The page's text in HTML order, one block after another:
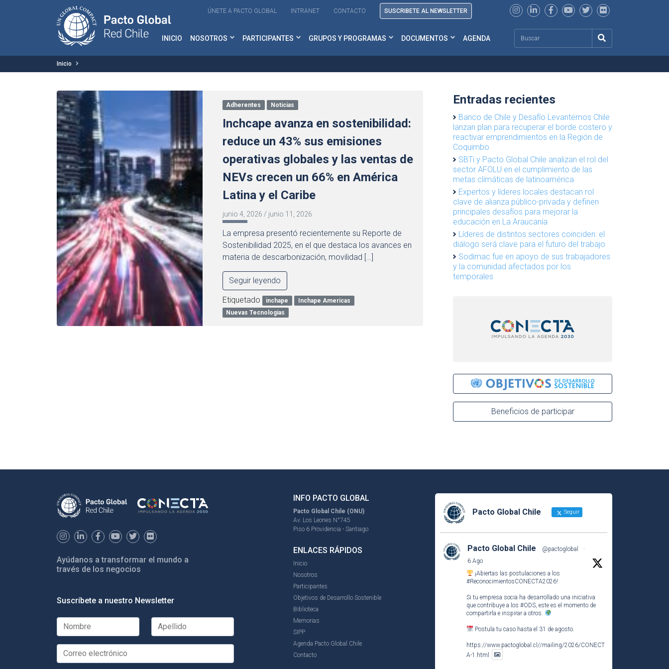
ÚNETE A PACTO GLOBAL INTRANET CONTACTO SUSCRIBETE AL NEWSLETTER
INICIO NOSOTROS PARTICIPANTES GRUPOS Y PROGRAMAS DOCUMENTOS AGENDA
Inicio
Adherentes Noticias
Inchcape avanza en sostenibilidad:
reduce un 43% sus emisiones
operativas globales y las ventas de
NEVs crecen un 66% en América
Latina y el Caribe
junio 4, 2026 / junio 11, 2026
La empresa presentó recientemente su Reporte de
Sostenibilidad 2025, en el que destaca los avances en
materia de descarbonización, movilidad […]
Seguir leyendo
Etiquetado inchape
Inchape Americas
Nuevas Tecnologias
Entradas recientes
Banco de Chile y Desafío Levantemos Chile
lanzan plan para recuperar el borde costero y
reactivar emprendimientos en la Región de
Coquimbo
SBTi y Pacto Global Chile analizan el rol del
sector AFOLU en el cumplimiento de las
metas climáticas de latinoamérica
Expertos y líderes locales destacan rol
clave de alianza público-privada y definen
principales desafíos para mejorar la
educación en La Araucanía
Líderes de distintos sectores coinciden: el
diálogo será clave para el futuro del trabajo
Sodimac fue en apoyo de sus trabajadores
y la comunidad afectados por los
temporales
Beneficios de participar
Ayúdanos a transformar el mundo a
través de los negocios
Suscríbete a nuestro Newsletter
INFO PACTO GLOBAL
Pacto Global Chile (ONU)
Av. Los Leones N°745
Piso 6 Providencia - Santiago
ENLACES RÁPIDOS
Inicio
Nosotros
Participantes
Objetivos de Desarrollo Sostenible
Biblioteca
Memorias
SIPP
Agenda Pacto Global Chile
Contacto
Pacto Global Chile Seguir
Pacto Global Chile @pactoglobal
·
6 Ago
¡Abiertas las postulaciones a los
#ReconocimientosCONECTA2026!
Si tu empresa socia ha desarrollado una iniciativa
que contribuye a los #ODS, este es el momento de
compartirla e inspirar a otros.
Postula tu caso hasta el 31 de agosto.
https://www.pactoglobal.cl//mailing/2026/CONECT
A-1.html